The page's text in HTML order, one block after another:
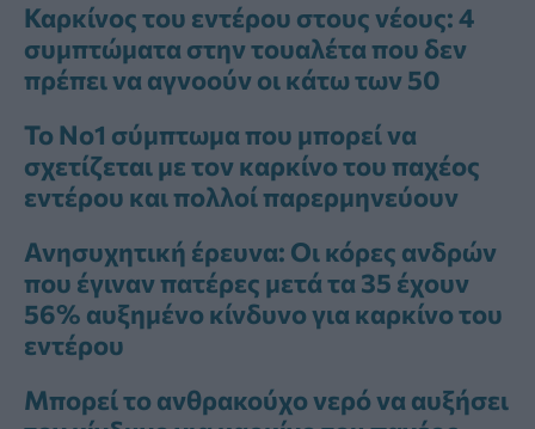
Καρκίνος του εντέρου στους νέους: 4
συμπτώματα στην τουαλέτα που δεν
πρέπει να αγνοούν οι κάτω των 50
Το Νο1 σύμπτωμα που μπορεί να
σχετίζεται με τον καρκίνο του παχέος
εντέρου και πολλοί παρερμηνεύουν
Ανησυχητική έρευνα: Οι κόρες ανδρών
που έγιναν πατέρες μετά τα 35 έχουν
56% αυξημένο κίνδυνο για καρκίνο του
εντέρου
Μπορεί το ανθρακούχο νερό να αυξήσει